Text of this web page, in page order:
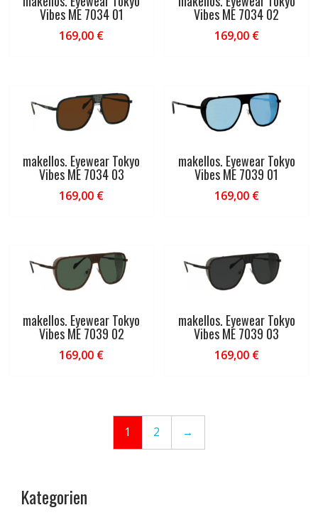
Vibes ME 7034 01
169,00 €
Vibes ME 7034 02
169,00 €
makellos. Eyewear Tokyo
Vibes ME 7034 03
169,00 €
makellos. Eyewear Tokyo
Vibes ME 7039 01
169,00 €
makellos. Eyewear Tokyo
Vibes ME 7039 02
169,00 €
makellos. Eyewear Tokyo
Vibes ME 7039 03
169,00 €
1 2 →
Kategorien